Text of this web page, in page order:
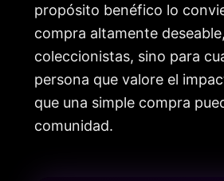
propósito benéfico lo
compra altamente
coleccionistas, sino para
persona que valore el
que una simple compra
comunidad.